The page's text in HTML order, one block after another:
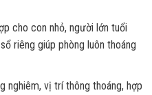
cho con nhỏ, người lớn tuổi
riêng giúp phòng luôn thoáng
nghiêm, vị trí thông thoáng, hợp